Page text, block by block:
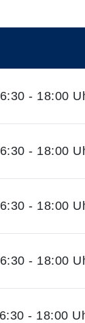
- 18:00
- 18:00
- 18:00
- 18:00
- 18:00